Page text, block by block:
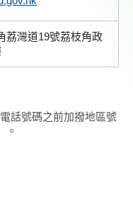
荔灣道19號荔枝角政
話號碼之前加撥地區號
。